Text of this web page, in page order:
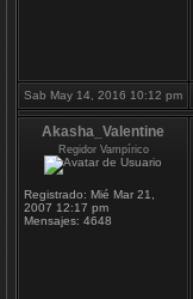
Sab May 14, 2016 10:12 pm
Akasha_Valentine
Regidor Vampírico
Registrado: Mié Mar 21,
2007 12:17 pm
Mensajes: 4648